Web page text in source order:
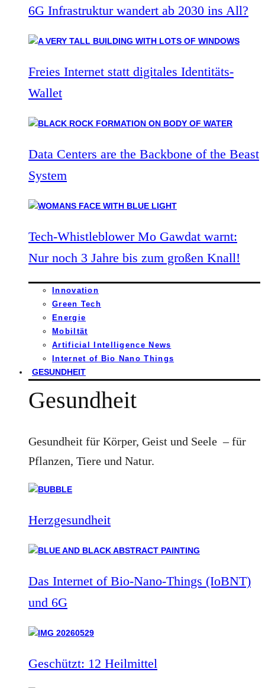
6G Infrastruktur wandert ab 2030 ins All?
Freies Internet statt digitales Identitäts-
Wallet
Data Centers are the Backbone of the Beast
System
Tech-Whistleblower Mo Gawdat warnt:
Nur noch 3 Jahre bis zum großen Knall!
Innovation
Green Tech
Energie
Mobiltät
Artificial Intelligence News
Internet of Bio Nano Things
GESUNDHEIT
Gesundheit
Gesundheit für Körper, Geist und Seele – für
Pflanzen, Tiere und Natur.
Herzgesundheit
Das Internet of Bio-Nano-Things (IoBNT)
und 6G
Geschützt: 12 Heilmittel